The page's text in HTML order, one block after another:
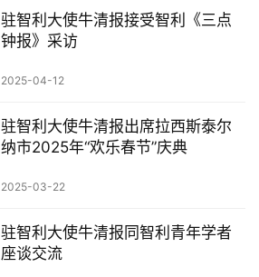
驻智利大使牛清报接受智利《三点
钟报》采访
2025-04-12
驻智利大使牛清报出席拉西斯泰尔
纳市2025年“欢乐春节”庆典
2025-03-22
驻智利大使牛清报同智利青年学者
座谈交流